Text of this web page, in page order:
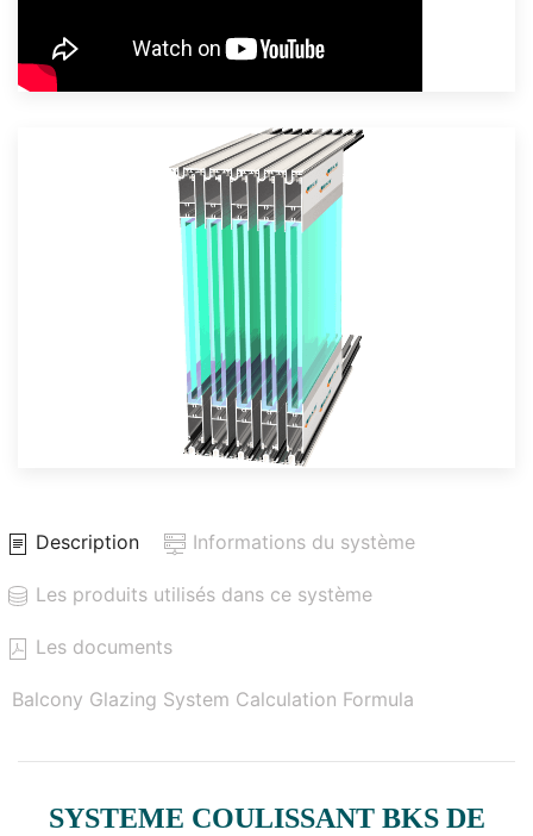
Description Informations du système
Les produits utilisés dans ce système
Les documents
Balcony Glazing System Calculation Formula
SYSTEME COULISSANT BKS DE